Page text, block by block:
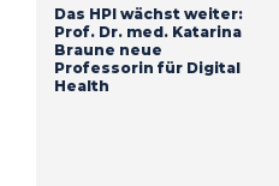
Das HPI wächst weiter:
Prof. Dr. med. Katarina
Braune neue
Professorin für Digital
Health